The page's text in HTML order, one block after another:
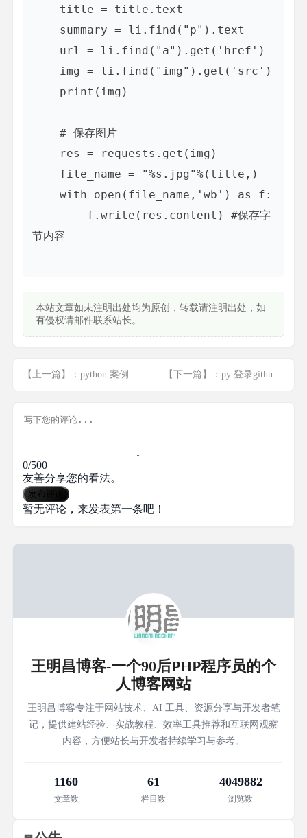
节内容
本站文章如未注明出处均为原创，转载请注明出处，如
有侵权请邮件联系站长。
【上一篇】：python 案例 【下一篇】：py 登录github时token以及cookie的应用
0/500
友善分享您的看法。
发布评论
暂无评论，来发表第一条吧！
王明昌博客-一个90后PHP程序员的个
人博客网站
王明昌博客专注于网站技术、AI 工具、资源分享与开发者笔
记，提供建站经验、实战教程、效率工具推荐和互联网观察
内容，方便站长与开发者持续学习与参考。
1160
文章数
61
栏目数
4049882
浏览数